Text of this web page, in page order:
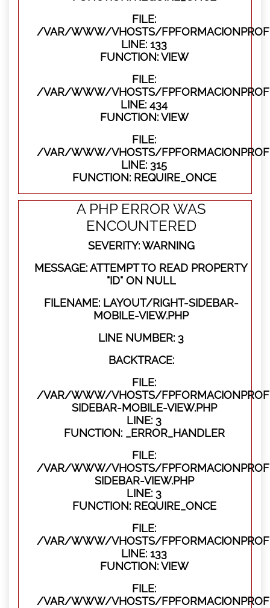
FILE:
/VAR/WWW/VHOSTS/
LINE: 133
FUNCTION: VIEW
FILE:
/VAR/WWW/VHOSTS/
LINE: 434
FUNCTION: VIEW
FILE:
/VAR/WWW/VHOSTS/
LINE: 315
FUNCTION: REQUIRE_ONCE
A PHP ERROR WAS
ENCOUNTERED
SEVERITY: WARNING
MESSAGE: ATTEMPT TO READ PROPERTY
"ID" ON NULL
FILENAME: LAYOUT/RIGHT-SIDEBAR-
MOBILE-VIEW.PHP
LINE NUMBER: 3
BACKTRACE:
FILE:
/VAR/WWW/VHOSTS/
SIDEBAR-MOBILE-VIEW.PHP
LINE: 3
FUNCTION: _ERROR_HANDLER
FILE:
/VAR/WWW/VHOSTS/
SIDEBAR-VIEW.PHP
LINE: 3
FUNCTION: REQUIRE_ONCE
FILE:
/VAR/WWW/VHOSTS/
LINE: 133
FUNCTION: VIEW
FILE:
/VAR/WWW/VHOSTS/